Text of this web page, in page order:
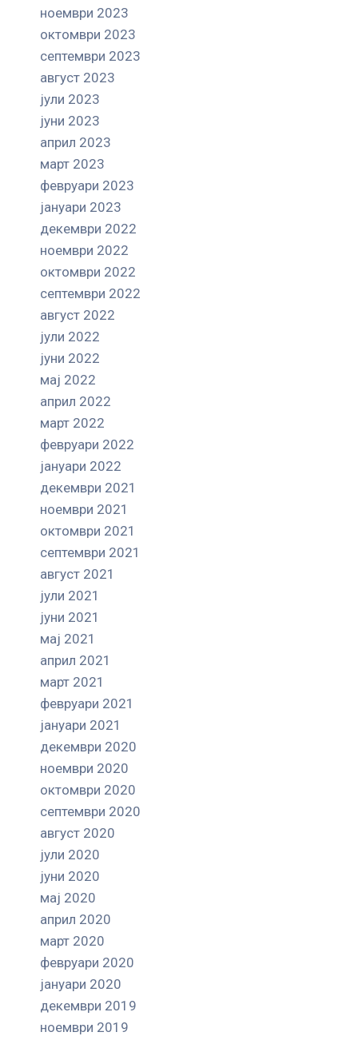
ноември 2023
октомври 2023
септември 2023
август 2023
јули 2023
јуни 2023
април 2023
март 2023
февруари 2023
јануари 2023
декември 2022
ноември 2022
октомври 2022
септември 2022
август 2022
јули 2022
јуни 2022
мај 2022
април 2022
март 2022
февруари 2022
јануари 2022
декември 2021
ноември 2021
октомври 2021
септември 2021
август 2021
јули 2021
јуни 2021
мај 2021
април 2021
март 2021
февруари 2021
јануари 2021
декември 2020
ноември 2020
октомври 2020
септември 2020
август 2020
јули 2020
јуни 2020
мај 2020
април 2020
март 2020
февруари 2020
јануари 2020
декември 2019
ноември 2019